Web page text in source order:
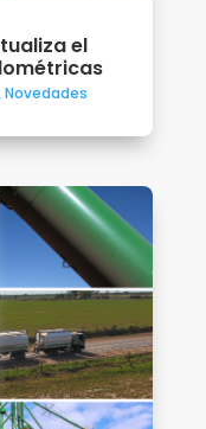
el
Novedades